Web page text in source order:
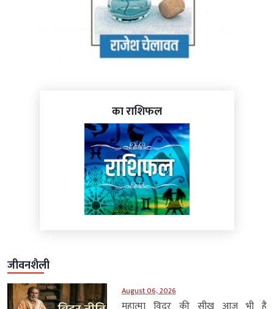
का राशिफल
जीवनशैली
August 06, 2026